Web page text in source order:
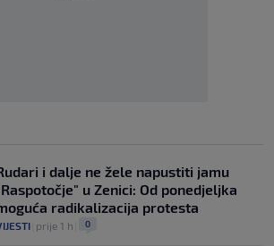
i dalje ne žele napustiti jamu
u Zenici: Od ponedjeljka
radikalizacija protesta
prije 1 h 0